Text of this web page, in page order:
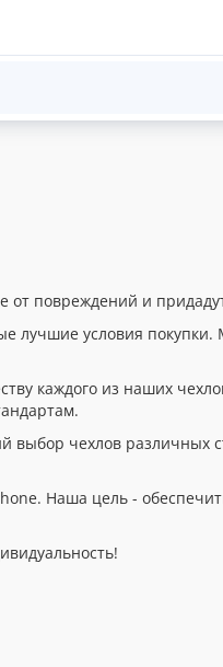
повреждений и
лучшие условия
каждого из наших
чехлов различных
Наша цель -